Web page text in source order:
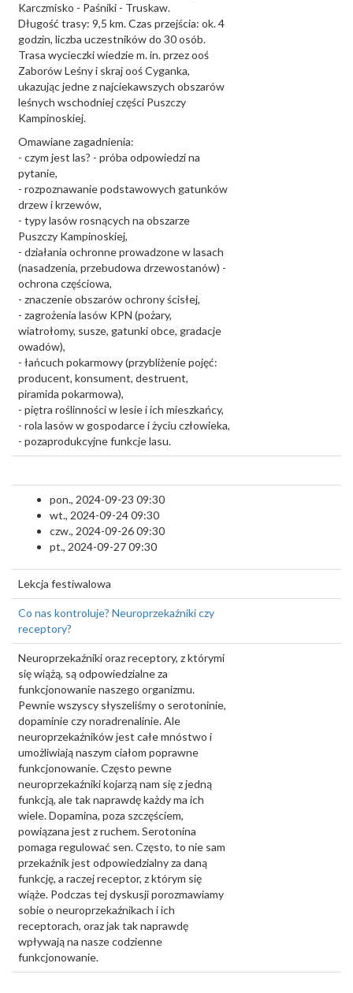
Karczmisko - Paśniki - Truskaw.
Długość trasy: 9,5 km. Czas przejścia: ok. 4
godzin, liczba uczestników do 30 osób.
Trasa wycieczki wiedzie m. in. przez ooś
Zaborów Leśny i skraj ooś Cyganka,
ukazując jedne z najciekawszych obszarów
leśnych wschodniej części Puszczy
Kampinoskiej.
Omawiane zagadnienia:
- czym jest las? - próba odpowiedzi na
pytanie,
- rozpoznawanie podstawowych gatunków
drzew i krzewów,
- typy lasów rosnących na obszarze
Puszczy Kampinoskiej,
- działania ochronne prowadzone w lasach
(nasadzenia, przebudowa drzewostanów) -
ochrona częściowa,
- znaczenie obszarów ochrony ścisłej,
- zagrożenia lasów KPN (pożary,
wiatrołomy, susze, gatunki obce, gradacje
owadów),
- łańcuch pokarmowy (przybliżenie pojęć:
producent, konsument, destruent,
piramida pokarmowa),
- piętra roślinności w lesie i ich mieszkańcy,
- rola lasów w gospodarce i życiu człowieka,
- pozaprodukcyjne funkcje lasu.
pon., 2024-09-23 09:30
wt., 2024-09-24 09:30
czw., 2024-09-26 09:30
pt., 2024-09-27 09:30
Lekcja festiwalowa
Co nas kontroluje? Neuroprzekaźniki czy
receptory?
Neuroprzekaźniki oraz receptory, z którymi
się wiążą, są odpowiedzialne za
funkcjonowanie naszego organizmu.
Pewnie wszyscy słyszeliśmy o serotoninie,
dopaminie czy noradrenalinie. Ale
neuroprzekaźników jest całe mnóstwo i
umożliwiają naszym ciałom poprawne
funkcjonowanie. Często pewne
neuroprzekaźniki kojarzą nam się z jedną
funkcją, ale tak naprawdę każdy ma ich
wiele. Dopamina, poza szczęściem,
powiązana jest z ruchem. Serotonina
pomaga regulować sen. Często, to nie sam
przekaźnik jest odpowiedzialny za daną
funkcję, a raczej receptor, z którym się
wiąże. Podczas tej dyskusji porozmawiamy
sobie o neuroprzekaźnikach i ich
receptorach, oraz jak tak naprawdę
wpływają na nasze codzienne
funkcjonowanie.